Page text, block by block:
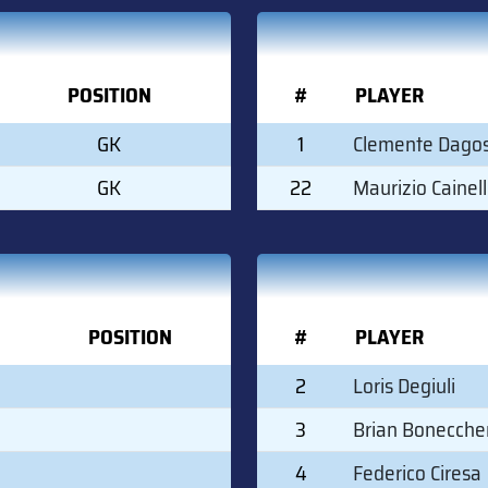
POSITION
GK
GK
POSITION
#
PLAYER
1
Clemente
22
Maurizio
#
PLAYER
2
Loris Degiuli
3
Brian
4
Federico Ciresa